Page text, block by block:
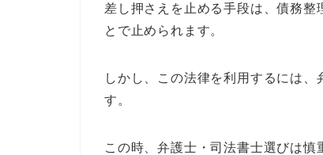
差し押さえを止める手段は、債務整
とで止められます。
しかし、この法律を利用するには
す。
この時、弁護士・司法書士選びは慎